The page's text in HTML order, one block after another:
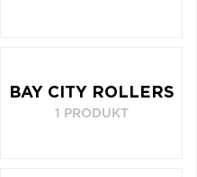
BAY CITY ROLLERS
1 PRODUKT